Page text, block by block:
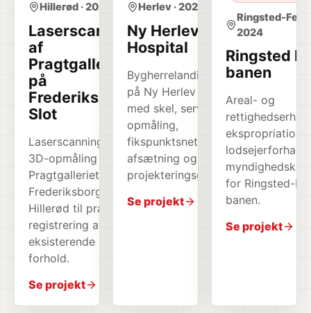
Hillerød · 2024
Laserscanning
af
Pragtgalleriet
på
Frederiksborg
Slot
Laserscanning og
3D-opmåling af
Pragtgalleriet på
Frederiksborg Slot i
Hillerød til præcis
registrering af
eksisterende
forhold.
Se projekt
Herlev · 2024
Ny Herlev
Hospital
Bygherrelandinspektør
på Ny Herlev Hospital
med skel, servitutter,
opmåling,
fikspunktsnet,
afsætning og
projekteringsgrundlag.
Se projekt
Ringsted-
2024
Ringsted
banen
Areal- og
ekspropriation,
for Ringsted-
banen.
Se projekt